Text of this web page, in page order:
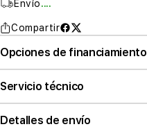
Envío....
Compartir
Opciones de financiamiento
Servicio técnico
Detalles de envío